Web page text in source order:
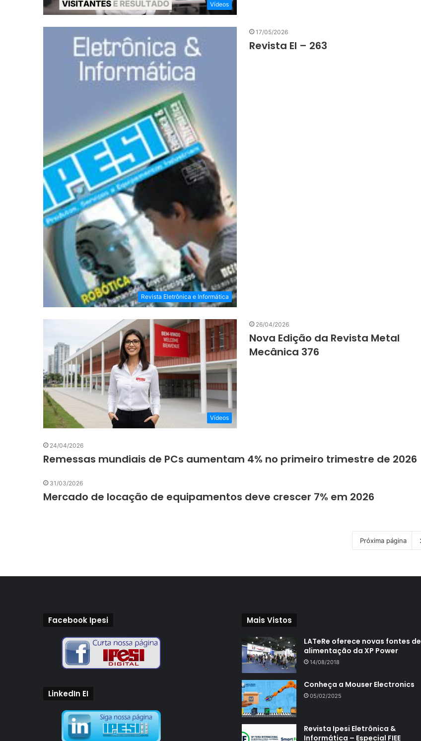
Vídeos
Revista Eletrônica e Informática
17/05/2026
Revista EI – 263
Vídeos
26/04/2026
Nova Edição da Revista Metal
Mecânica 376
24/04/2026
Remessas mundiais de PCs aumentam 4% no primeiro trimestre de 2026
31/03/2026
Mercado de locação de equipamentos deve crescer 7% em 2026
Próxima página
Facebook Ipesi
LinkedIn EI
Mais Vistos
LATeRe oferece novas fontes de
alimentação da XP Power
14/08/2018
Conheça a Mouser Electronics
05/02/2025
Revista Ipesi Eletrônica &
Informática – Especial FIEE